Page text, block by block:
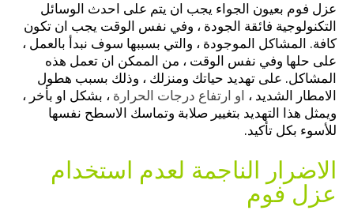
عزل فوم بعيون الجواء يجب ان يتم على احدث الوسائل
التكنولوجية فائقة الجودة ، وفي نفس الوقت يجب ان تكون
كافة. المشاكل الموجودة ، والتي بسببها سوف نبدأ بالعمل ،
على حلها وفي نفس الوقت ، من الممكن ان تعمل هذه
المشاكل. على تهديد حياتك ومنزلك ، وذلك بسبب هطول
الامطار الشديد ، او ارتفاع درجات الحرارة ، بشكل او بأخر ،
ويمثل هذا التهديد بتغيير صلابة وتماسك الاسطح نفسها
للأسوء بكل تأكيد.
الاضرار الناجمة لعدم استخدام
عزل فوم